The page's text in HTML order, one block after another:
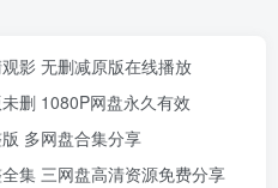
影 无删减原版在线播放
删 1080P网盘永久有效
多网盘合集分享
集 三网盘高清资源免费分享